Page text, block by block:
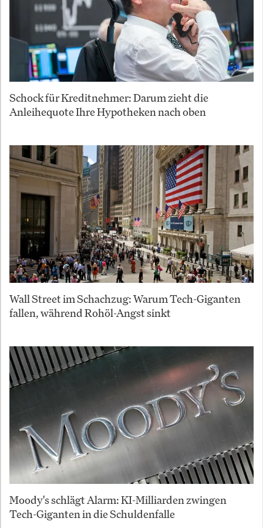
Schock für Kreditnehmer: Darum zieht die
Anleihequote Ihre Hypotheken nach oben
Wall Street im Schachzug: Warum Tech-Giganten
fallen, während Rohöl-Angst sinkt
Moody's schlägt Alarm: KI-Milliarden zwingen
Tech-Giganten in die Schuldenfalle